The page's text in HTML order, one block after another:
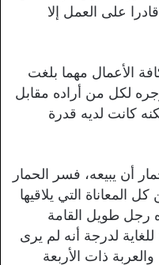
على العمل إلا
الأعمال مهما بلغت
لكل من أراده مقابل
كانت لديه قدرة
أن يبيعه، فسر الحمار
المعاناة التي يلاقيها
رجل طويل القامة
لدرجة أنه لم يرى
ذات الأربعة